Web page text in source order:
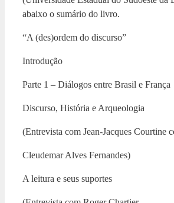
abaixo o sumário do livro.
“A (des)ordem do discurso”
Introdução
Parte 1 – Diálogos entre Brasil e França
Discurso, História e Arqueologia
(Entrevista com Jean-Jacques Courtine
Cleudemar Alves Fernandes)
A leitura e seus suportes